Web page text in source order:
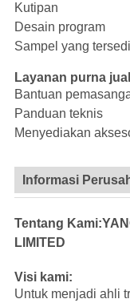
Kutipan
Desain program
Sampel yang
Layanan purna jual
Bantuan
Panduan teknis
Menyediakan
Informasi
Tentang
LIMITED
Visi kami:
Untuk menjadi ahli